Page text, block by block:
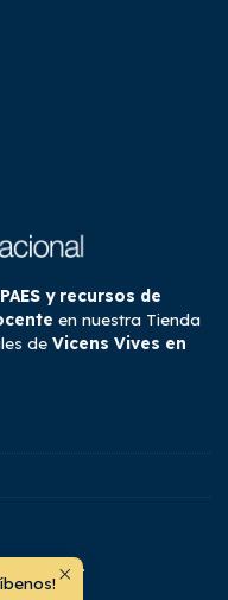
y recursos de
en nuestra Tienda
de Vicens Vives en
Nacional.